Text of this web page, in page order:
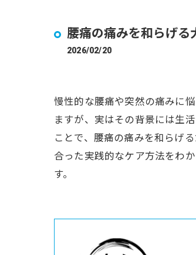
腰痛の痛みを和らげる
2026/02/20
慢性的な腰痛や突然の痛みに
ますが、実はその背景には生
ことで、腰痛の痛みを和らげ
合った実践的なケア方法をわ
す。